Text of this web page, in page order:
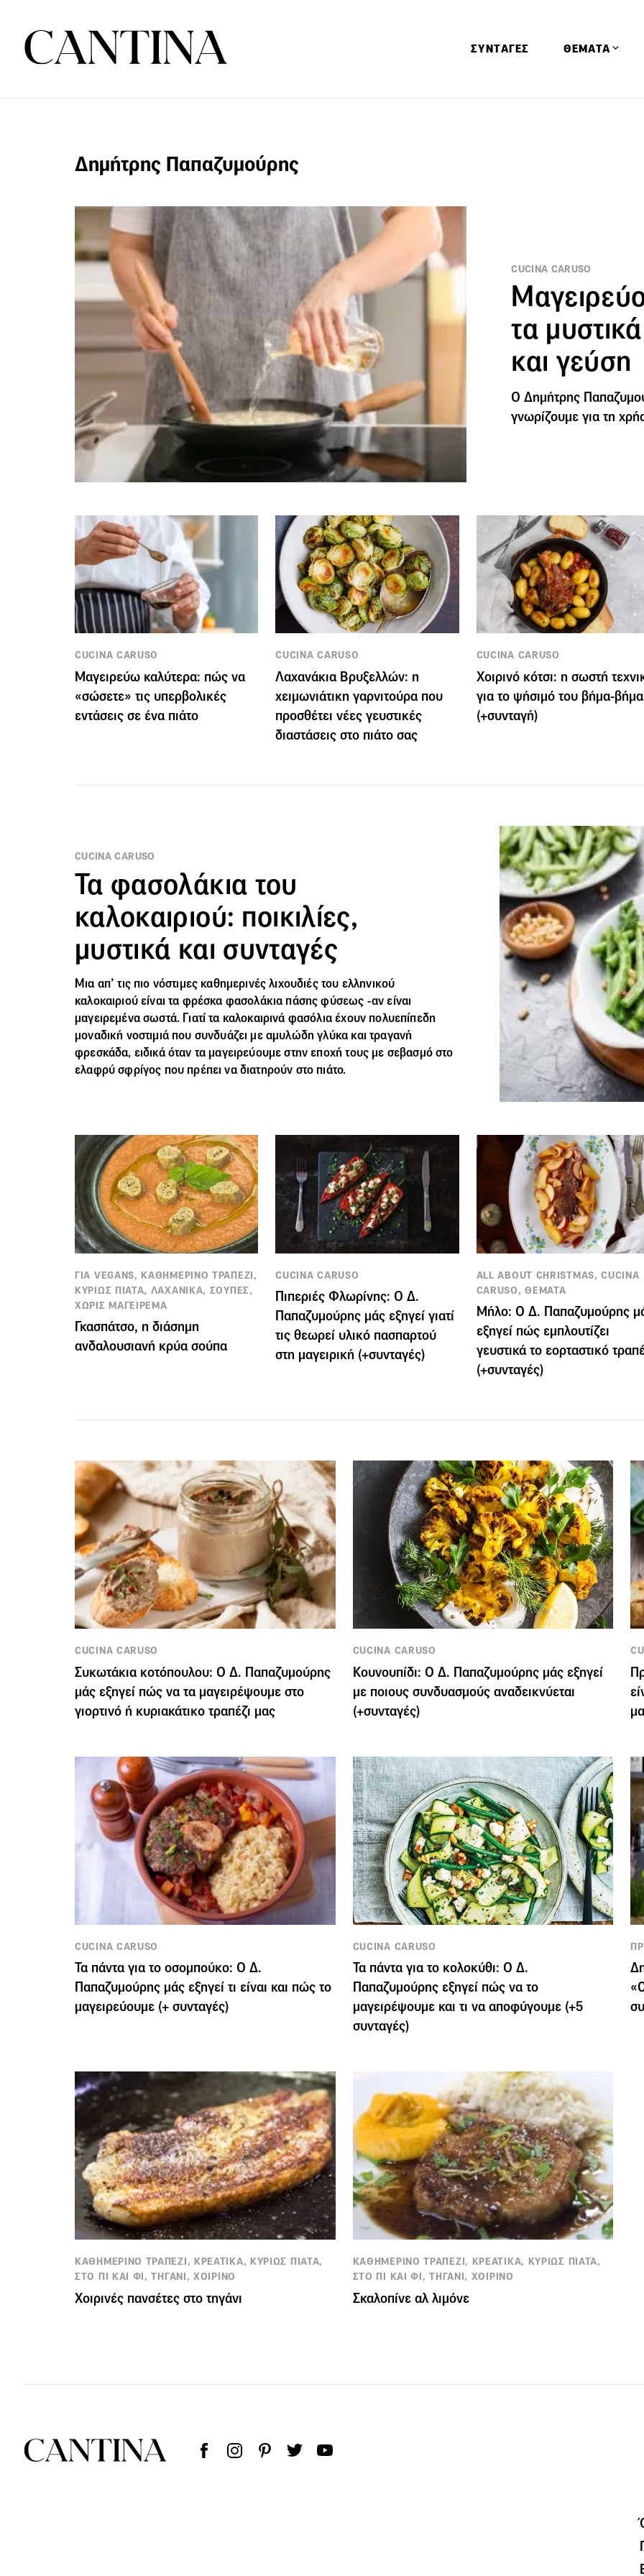
ΣΥΝΤΑΓΕΣ ΘΕΜΑΤΑ
Υγεία &
Δημήτρης Παπαζυμούρης
CUCINA CARUSO
τα
και γεύση
O Δημήτρης
γνωρίζουμε για τη
CUCINA CARUSO
Μαγειρεύω καλύτερα: πώς να
«σώσετε» τις υπερβολικές
εντάσεις σε ένα πιάτο
CUCINA CARUSO
Λαχανάκια Βρυξελλών: η
χειμωνιάτικη γαρνιτούρα που
προσθέτει νέες γευστικές
διαστάσεις στο πιάτο σας
CUCINA CARUSO
Χοιρινό κότσι: η σωστή
για το ψήσιμό του βήμα-βήμα
(+συνταγή)
CUCINA CARUSO
Τα φασολάκια του
καλοκαιριού: ποικιλίες,
μυστικά και συνταγές
Μια απ’ τις πιο νόστιμες καθημερινές λιχουδιές του ελληνικού
καλοκαιριού είναι τα φρέσκα φασολάκια πάσης φύσεως -αν είναι
μαγειρεμένα σωστά. Γιατί τα καλοκαιρινά φασόλια έχουν πολυεπίπεδη
μοναδική νοστιμιά που συνδυάζει με αμυλώδη γλύκα και τραγανή
φρεσκάδα, ειδικά όταν τα μαγειρεύουμε στην εποχή τους με σεβασμό στο
ελαφρύ σφρίγος που πρέπει να διατηρούν στο πιάτο.
ΓΙΑ VEGANS, ΚΑΘΗΜΕΡΙΝΟ ΤΡΑΠΕΖΙ,
ΚΥΡΙΩΣ ΠΙΑΤΑ, ΛΑΧΑΝΙΚΑ, ΣΟΥΠΕΣ,
ΧΩΡΙΣ ΜΑΓΕΙΡΕΜΑ
Γκασπάτσο, η διάσημη
ανδαλουσιανή κρύα σούπα
CUCINA CARUSO
Πιπεριές Φλωρίνης: Ο Δ.
Παπαζυμούρης μάς εξηγεί γιατί
τις θεωρεί υλικό πασπαρτού
στη μαγειρική (+συνταγές)
ALL ABOUT CHRISTMAS, CUCINA
CARUSO, ΘΕΜΑΤΑ
Μήλο: Ο Δ. Παπαζυμούρης
εξηγεί πώς εμπλουτίζει
γευστικά το εορταστικό
(+συνταγές)
CUCINA CARUSO
Συκωτάκια κοτόπουλου: Ο Δ. Παπαζυμούρης
μάς εξηγεί πώς να τα μαγειρέψουμε στο
γιορτινό ή κυριακάτικο τραπέζι μας
CUCINA CARUSO
Κουνουπίδι: Ο Δ. Παπαζυμούρης μάς εξηγεί
με ποιους συνδυασμούς αναδεικνύεται
(+συνταγές)
CUCINA CARUSO
Τα πάντα για το οσομπούκο: Ο Δ.
Παπαζυμούρης μάς εξηγεί τι είναι και πώς το
μαγειρεύουμε (+ συνταγές)
CUCINA CARUSO
Τα πάντα για το κολοκύθι: Ο Δ.
Παπαζυμούρης εξηγεί πώς να το
μαγειρέψουμε και τι να αποφύγουμε (+5
συνταγές)
ΚΑΘΗΜΕΡΙΝΟ ΤΡΑΠΕΖΙ, ΚΡΕΑΤΙΚΑ, ΚΥΡΙΩΣ ΠΙΑΤΑ,
ΣΤΟ ΠΙ ΚΑΙ ΦΙ, ΤΗΓΑΝΙ, ΧΟΙΡΙΝΟ
Χοιρινές πανσέτες στο τηγάνι
ΚΑΘΗΜΕΡΙΝΟ ΤΡΑΠΕΖΙ, ΚΡΕΑΤΙΚΑ, ΚΥΡΙΩΣ ΠΙΑΤΑ,
ΣΤΟ ΠΙ ΚΑΙ ΦΙ, ΤΗΓΑΝΙ, ΧΟΙΡΙΝΟ
Σκαλοπίνε αλ λιμόνε